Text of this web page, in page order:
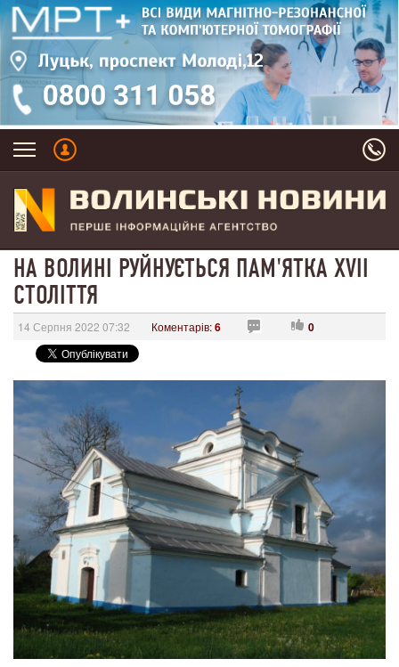
НА ВОЛИНІ РУЙНУЄТЬСЯ ПАМ'ЯТКА XVII
СТОЛІТТЯ
14 Серпня 2022 07:32 Коментарів:6 0